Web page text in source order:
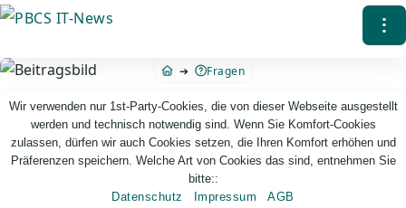
Direkt
Inhalt
⁝
Fragen
Wir verwenden nur 1st-Party-Cookies, die von dieser Webseite ausgestellt
werden und technisch notwendig sind. Wenn Sie Komfort-Cookies
zulassen, dürfen wir auch Cookies setzen, die Ihren Komfort erhöhen und
Präferenzen speichern. Welche Art von Cookies das sind, entnehmen Sie
bitte::
Datenschutz
Impressum AGB